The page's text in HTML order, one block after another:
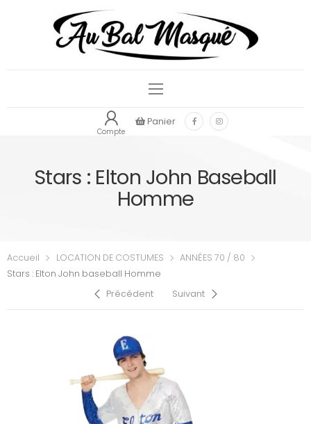
Compte
Panier
Stars : Elton John Baseball
Homme
Accueil LOCATION DE COSTUMES
ANNÉES 70 / 80
Stars : Elton John baseball Homme
Précédent
Suivant